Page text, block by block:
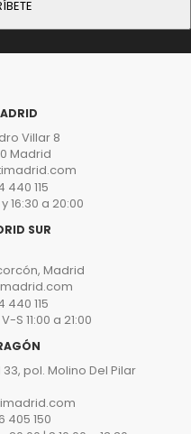
Villar 8
Madrid
440 115
16:30 a 20:00
SUR
Madrid
440 115
S 11:00 a 21:00
pol. Molino Del Pilar
405 150